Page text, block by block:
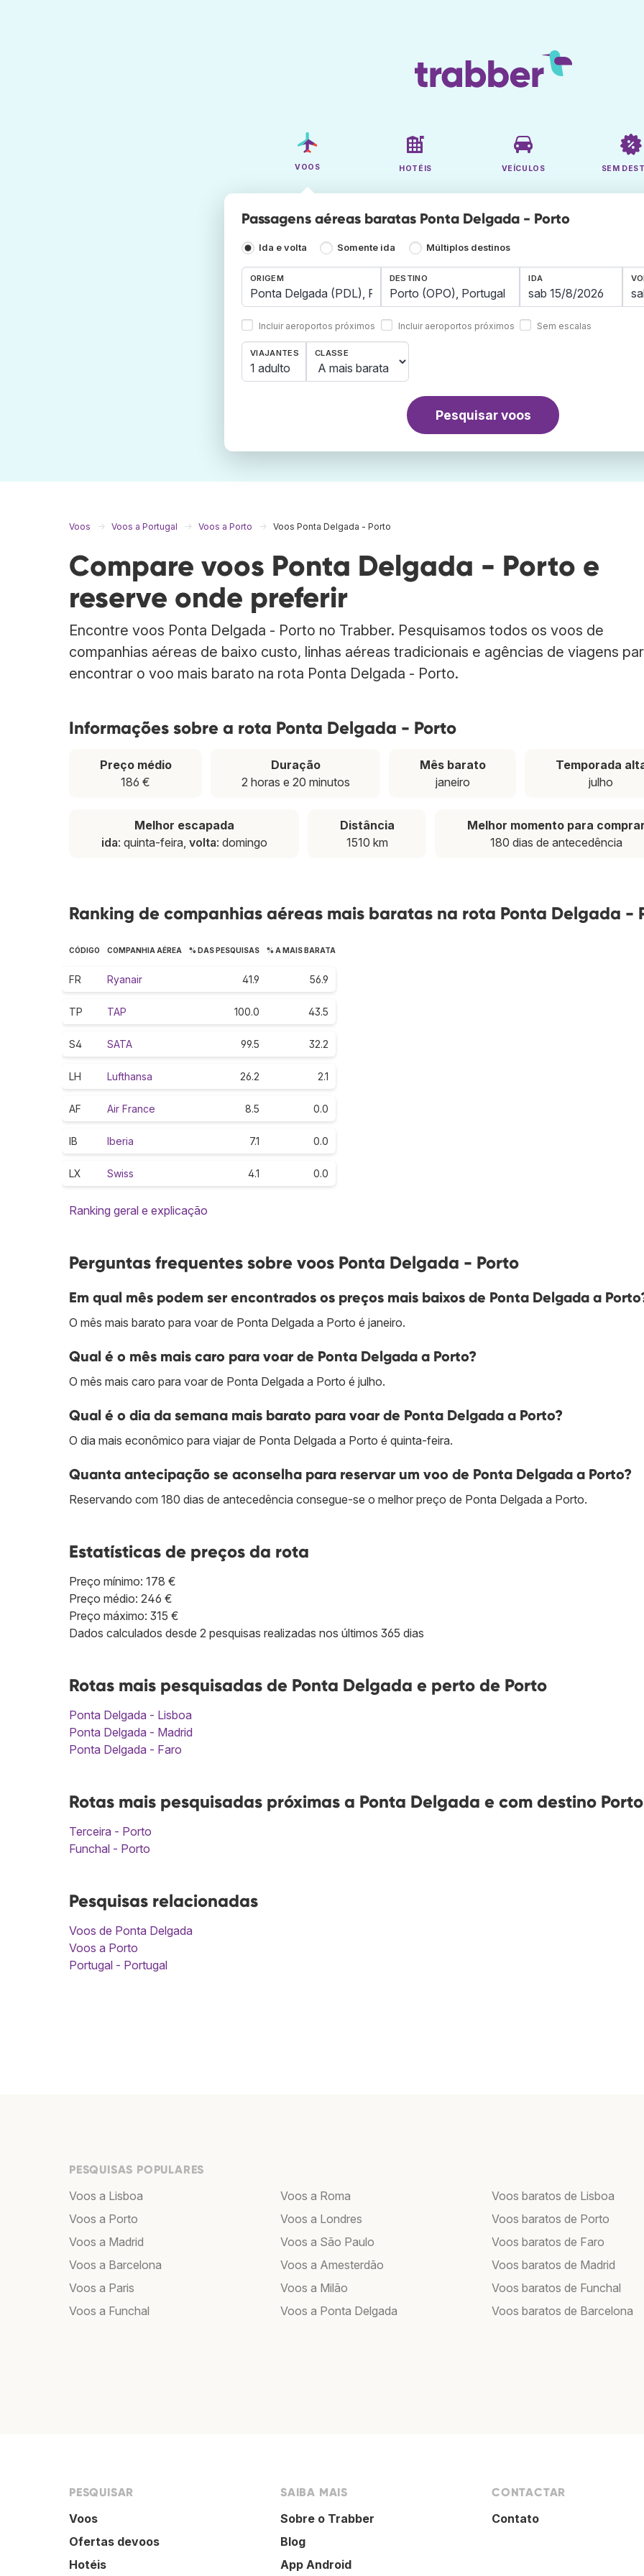
VOOS HOTÉIS VEÍCULOS SEM
Passagens aéreas baratas Ponta Delgada - Porto
Ida e volta Somente ida Múltiplos destinos
ORIGEM
Incluir aeroportos próximos
DESTINO
Incluir aeroportos próximos
IDA
Sem escalas
VIAJANTES
1 adulto
CLASSE
Pesquisar voos
Voos Voos a Portugal Voos a Porto Voos Ponta Delgada - Porto
Compare voos Ponta Delgada - Porto e
reserve onde preferir
Encontre voos Ponta Delgada - Porto no Trabber. Pesquisamos todos os voos de
companhias aéreas de baixo custo, linhas aéreas tradicionais e agências de viagens
encontrar o voo mais barato na rota Ponta Delgada - Porto.
Informações sobre a rota Ponta Delgada - Porto
Preço médio
186 €
Duração
2 horas e 20 minutos
Mês barato
janeiro
Temporada
julho
Melhor escapada
ida: quinta-feira, volta: domingo
Distância
1510 km
Melhor momento para
180 dias de antecedência
Ranking de companhias aéreas mais baratas na rota Ponta Delgada -
CÓDIGO COMPANHIA AÉREA % DAS PESQUISAS % A MAIS BARATA
FR Ryanair 41.9 56.9
TP TAP 100.0 43.5
S4 SATA 99.5 32.2
LH Lufthansa 26.2 2.1
AF Air France 8.5 0.0
IB Iberia 7.1 0.0
LX Swiss 4.1 0.0
Ranking geral e explicação
Perguntas frequentes sobre voos Ponta Delgada - Porto
Em qual mês podem ser encontrados os preços mais baixos de Ponta Delgada a
O mês mais barato para voar de Ponta Delgada a Porto é janeiro.
Qual é o mês mais caro para voar de Ponta Delgada a Porto?
O mês mais caro para voar de Ponta Delgada a Porto é julho.
Qual é o dia da semana mais barato para voar de Ponta Delgada a Porto?
O dia mais econômico para viajar de Ponta Delgada a Porto é quinta-feira.
Quanta antecipação se aconselha para reservar um voo de Ponta Delgada a Porto?
Reservando com 180 dias de antecedência consegue-se o melhor preço de Ponta Delgada a Porto.
Estatísticas de preços da rota
Preço mínimo: 178 €
Preço médio: 246 €
Preço máximo: 315 €
Dados calculados desde 2 pesquisas realizadas nos últimos 365 dias
Rotas mais pesquisadas de Ponta Delgada e perto de Porto
Ponta Delgada - Lisboa
Ponta Delgada - Madrid
Ponta Delgada - Faro
Rotas mais pesquisadas próximas a Ponta Delgada e com destino Porto
Terceira - Porto
Funchal - Porto
Pesquisas relacionadas
Voos de Ponta Delgada
Voos a Porto
Portugal - Portugal
PESQUISAS POPULARES
Voos a Lisboa
Voos a Porto
Voos a Madrid
Voos a Barcelona
Voos a Paris
Voos a Funchal
Voos a Roma
Voos a Londres
Voos a São Paulo
Voos a Amesterdão
Voos a Milão
Voos a Ponta Delgada
Voos baratos de Lisboa
Voos baratos de Porto
Voos baratos de Faro
Voos baratos de Madrid
Voos baratos de Funchal
Voos baratos de Barcelona
PESQUISAR
Voos
Ofertas devoos
Hotéis
SAIBA MAIS
Sobre o Trabber
Blog
App Android
CONTACTAR
Contato